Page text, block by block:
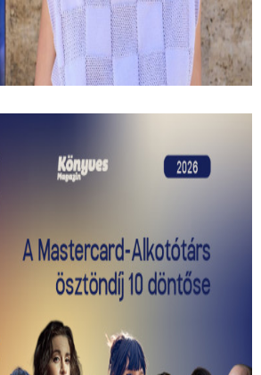
sodródni? És milyen kérdések
fejében egy autóbaleset után?
Kemény Zsófival.